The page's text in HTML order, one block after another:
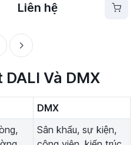
Liên hệ
DALI Và DMX
DMX
Sân khấu, sự kiện,